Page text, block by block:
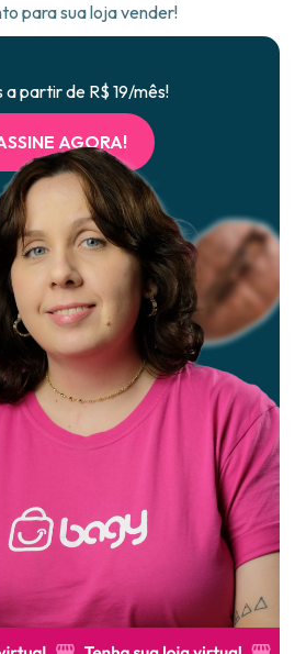
para sua loja vender!
a partir de R$ 19/mês!
AGORA!